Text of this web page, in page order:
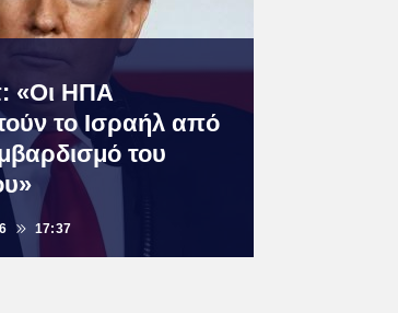
«Οι ΗΠΑ
το Ισραήλ από
του
17:37